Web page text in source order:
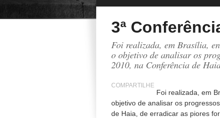
3ª
Foi realizada, em Brasília,
o objetivo de analisar os
2010, na Conferência de
COMPARTILHE
Foi realizada, em
objetivo de analisar os
de Haia, de erradicar as piores